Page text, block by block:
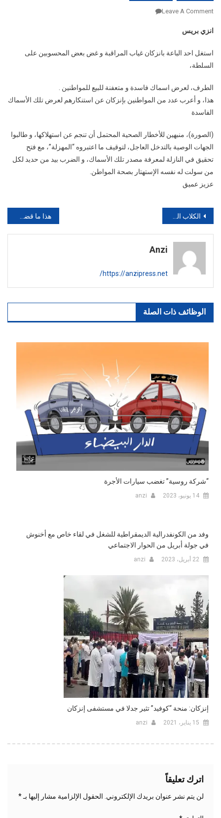
Leave A Comment
تباع
انزي بريس
استغل احد الباعة بانزكان غياب المراقبة و غض بعض المحسوبين على
السلطة،
الطرف، لعرض اسماك فاسدة و متعفنة للبيع للمواطنين .
هذا، و أعرب عدد من المواطنين بإنزكان عن استنكارهم لعرض تلك الأسماك
الفاسدة
(الصورة)، منبهين للأخطار الصحية المحتمل أن تنجم عن استهلاكها، و طالبوا
الجهات الوصية بالتدخل العاجل، لتوقيف ما اعتبروه “المهزلة”، مع فتح
تحقيق في النازلة لمعرفة مصدر تلك الأسماك، و الضرب بيد من حديد لكل
من سولت له نفسه الإستهتار بصحة المواطن.
عزيز عميق
تصفّح
المقالات
الكلاب الضالة وزبائن المقاهي على طاولة واحدة بتاغازوت
Anzi
https://anzipress.net/
الوظائف ذات الصلة
“شركة روسية” تغضب سيارات الأجرة
14 يونيو، 2023 anzi
وفد من الكونفدرالية الديمقراطية للشغل في لقاء خاص مع أخنوش
في جولة أبريل من الحوار الاجتماعي
22 أبريل، 2023 anzi
إنزكان: منحة “كوفيد” تثير جدلا في مستشفى إنزكان
15 يناير، 2021 anzi
اترك تعليقاً
لن يتم نشر عنوان بريدك الإلكتروني. الحقول الإلزامية مشار إليها بـ*